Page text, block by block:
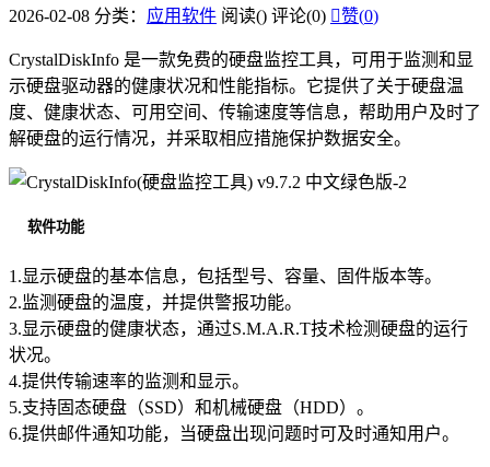
2026-02-08 分类： 应用软件 阅读() 评论(0) 赞(0)
CrystalDiskInfo 是一款免费的硬盘监控工具，可用于监测和显
示硬盘驱动器的健康状况和性能指标。它提供了关于硬盘温
度、健康状态、可用空间、传输速度等信息，帮助用户及时了
解硬盘的运行情况，并采取相应措施保护数据安全。
软件功能
1.显示硬盘的基本信息，包括型号、容量、固件版本等。
2.监测硬盘的温度，并提供警报功能。
3.显示硬盘的健康状态，通过S.M.A.R.T技术检测硬盘的运行
状况。
4.提供传输速率的监测和显示。
5.支持固态硬盘（SSD）和机械硬盘（HDD）。
6.提供邮件通知功能，当硬盘出现问题时可及时通知用户。